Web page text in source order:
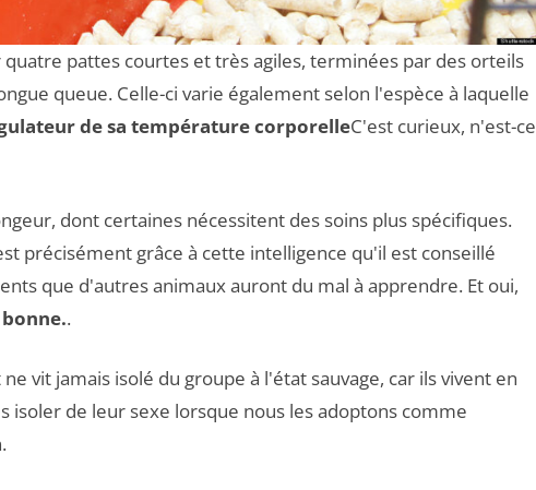
pattes courtes et très agiles, terminées par des orteils
queue. Celle-ci varie également selon l'espèce à laquelle
de sa température corporelleC'est curieux, n'est-ce
dont certaines nécessitent des soins plus spécifiques.
précisément grâce à cette intelligence qu'il est conseillé
que d'autres animaux auront du mal à apprendre. Et oui,
.
ne vit jamais isolé du groupe à l'état sauvage, car ils vivent en
isoler de leur sexe lorsque nous les adoptons comme